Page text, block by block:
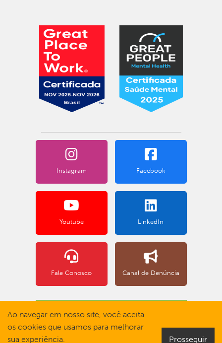
Instagram Facebook
Youtube LinkedIn
Fale Conosco Canal de Denúncia
BOLETO BANCÁRIO
Ao navegar em nosso site, você aceita
os cookies que usamos para melhorar
sua experiência.
Prosseguir